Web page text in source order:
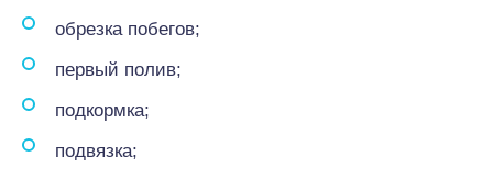
обрезка побегов;
первый полив;
подкормка;
подвязка;